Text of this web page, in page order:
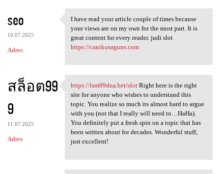
seo
10.07.2025
Adres
I have read your article
I have read your article couple of times because
your views are on my own for the most part. It is
great content for every reader. judi slot
https://canikusaguns.com
สล็อต99
9
11.07.2025
Adres
https://lsm99dna.bet/slot
https://lsm99dna.bet/slotRight here is the right
site for anyone who wishes to understand this
topic. You realize so much its almost hard to argue
with you (not that I really will need to…HaHa).
You definitely put a fresh spin on a topic that has
been written about for decades. Wonderful stuff,
just excellent!